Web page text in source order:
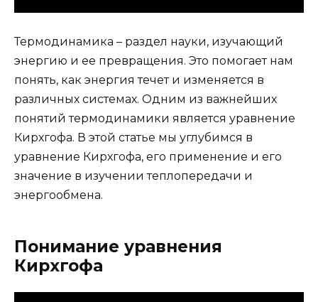
Термодинамика – раздел науки, изучающий
энергию и ее превращения. Это помогает нам
понять, как энергия течет и изменяется в
различных системах. Одним из важнейших
понятий термодинамики является уравнение
Кирхгофа. В этой статье мы углубимся в
уравнение Кирхгофа, его применение и его
значение в изучении теплопередачи и
энергообмена.
Понимание уравнения
Кирхгофа